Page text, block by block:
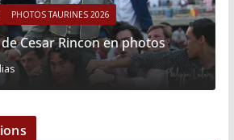
PHOTOS TAURINES 2026
Cesar Rincon en photos